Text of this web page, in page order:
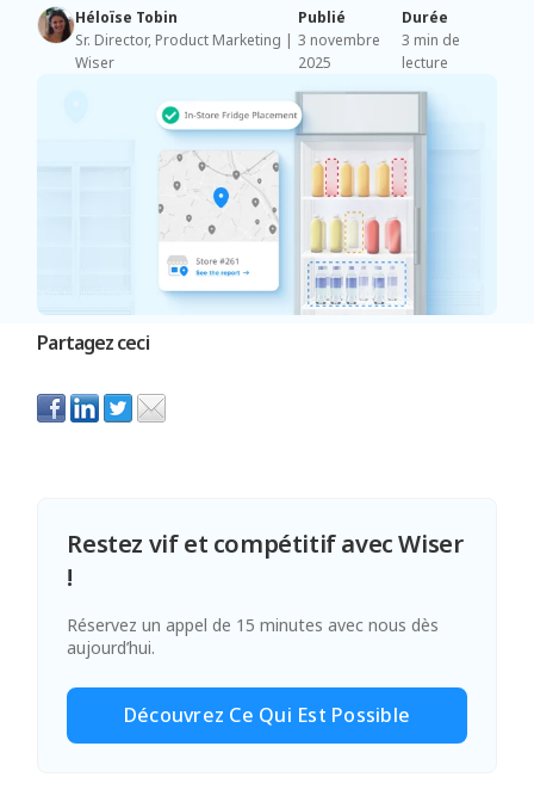
Héloïse Tobin
Sr. Director, Product Marketing |
Wiser
Publié
3 novembre
2025
Durée
3 min de
lecture
Partagez ceci
Restez vif et compétitif avec Wiser
!
Réservez un appel de 15 minutes avec nous dès
aujourd’hui.
Découvrez Ce Qui Est Possible